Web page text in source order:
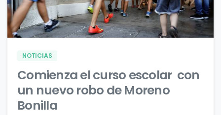
0 0
NOTICIAS
Comienza el curso escolar con
un nuevo robo de Moreno
Bonilla